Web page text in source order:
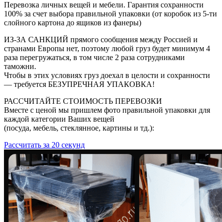
Перевозка личных вещей и мебели. Гарантия сохранности
100% за счет выбора правильной упаковки (от коробок из 5-ти
слойного картона до ящиков из фанеры)
ИЗ-ЗА САНКЦИЙ прямого сообщения между Россией и
странами Европы нет, поэтому любой груз будет минимум 4
раза перегружаться, в том числе 2 раза сотрудниками
таможни.
Чтобы в этих условиях груз доехал в целости и сохранности
— требуется БЕЗУПРЕЧНАЯ УПАКОВКА!
РАССЧИТАЙТЕ СТОИМОСТЬ ПЕРЕВОЗКИ
Вместе с ценой мы пришлем фото правильной упаковки для
каждой категории Ваших вещей
(посуда, мебель, стеклянное, картины и тд.):
Рассчитать за 20 секунд